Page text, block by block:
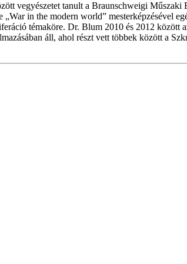
vegyészetet tanult a Braunschweigi
in the modern world” mesterképzésével
témaköre. Dr. Blum 2010 és 2012
áll, ahol részt vett többek között a